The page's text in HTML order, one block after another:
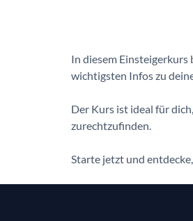
In diesem
wichtigsten Infos zu
Der Kurs ist ideal für
zurechtzufinden.
Starte jetzt und